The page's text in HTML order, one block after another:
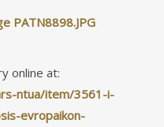
online at:
ntua/item/3561-i-
evropaikon-